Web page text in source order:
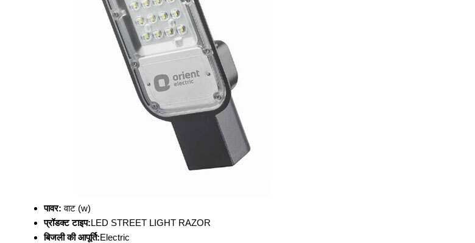
पावर: वाट (w)
प्रॉडक्ट टाइप:LED STREET LIGHT RAZOR
बिजली की आपूर्ति:Electric